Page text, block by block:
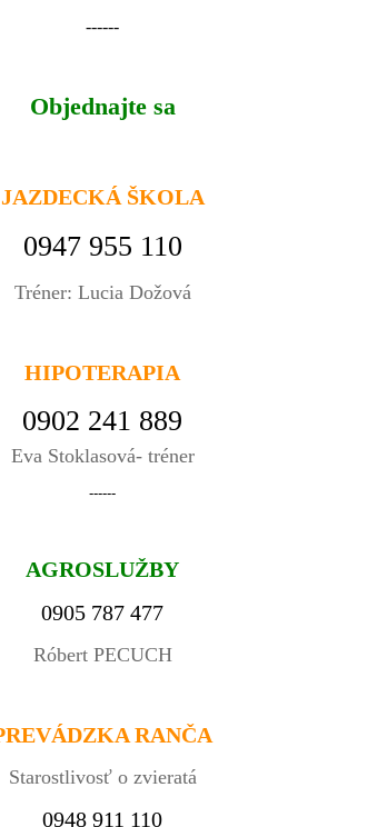
------
Objednajte sa
JAZDECKÁ ŠKOLA
0947 955 110
Tréner: Lucia Dožová
HIPOTERAPIA
0902 241 889
Eva Stoklasová- tréner
------
AGROSLUŽBY
0905 787 477
Róbert PECUCH
RANČA
Starostlivosť o zvieratá
0948 911 110